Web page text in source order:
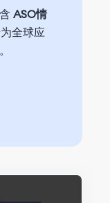
ASO情
全球应